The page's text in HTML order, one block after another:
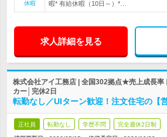
休暇
暇* 有給休暇（10日～）*…
求人詳細を見る
株式会社アイ工務店 | 全国302拠点★売上成長率
カー│完休2日
転勤なし／UIターン歓迎！注文住宅の【営
正社員 転勤なし 学歴不問 完全週休2日制